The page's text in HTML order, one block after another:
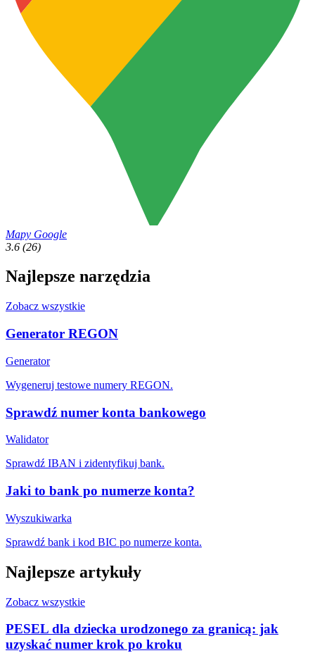
Mapy Google
3.6 (26)
Najlepsze narzędzia
Zobacz wszystkie
Generator REGON
Generator
Wygeneruj testowe numery REGON.
Sprawdź numer konta bankowego
Walidator
Sprawdź IBAN i zidentyfikuj bank.
Jaki to bank po numerze konta?
Wyszukiwarka
Sprawdź bank i kod BIC po numerze konta.
Najlepsze artykuły
Zobacz wszystkie
PESEL dla dziecka urodzonego za granicą: jak
uzyskać numer krok po kroku